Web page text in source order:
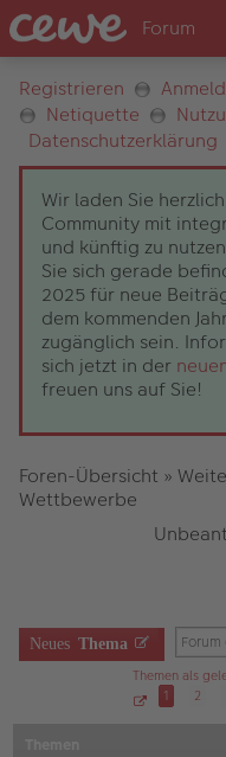
Registrieren
Netiquette
Datenschutzerklärung
Wir laden Sie
Community mit
und künftig zu
Sie sich gerade
2025 für neue
dem kommenden
zugänglich sein.
sich jetzt in der
freuen uns auf Sie!
Foren-Übersicht »
Wettbewerbe
Neues Thema
Themen als
1 2